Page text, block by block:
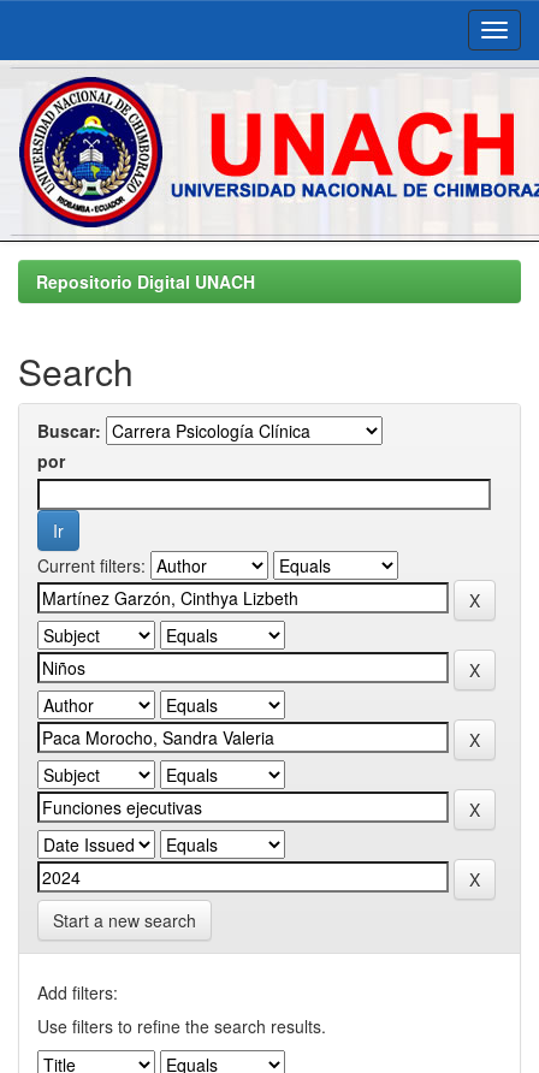
Skip
navigationRepositorio Digital UNACH
Search
Buscar:
por
Current filters:
Start a new search
Add filters:
Use filters to refine the search results.